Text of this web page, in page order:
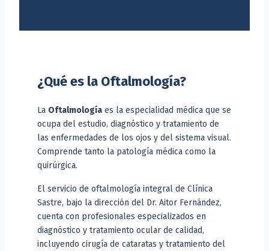
¿Qué es la Oftalmología?
La Oftalmología es la especialidad médica que se
ocupa del estudio, diagnóstico y tratamiento de
las enfermedades de los ojos y del sistema visual.
Comprende tanto la patología médica como la
quirúrgica.
El servicio de oftalmología integral de Clínica
Sastre, bajo la dirección del Dr. Aitor Fernández,
cuenta con profesionales especializados en
diagnóstico y tratamiento ocular de calidad,
incluyendo cirugía de cataratas y tratamiento del